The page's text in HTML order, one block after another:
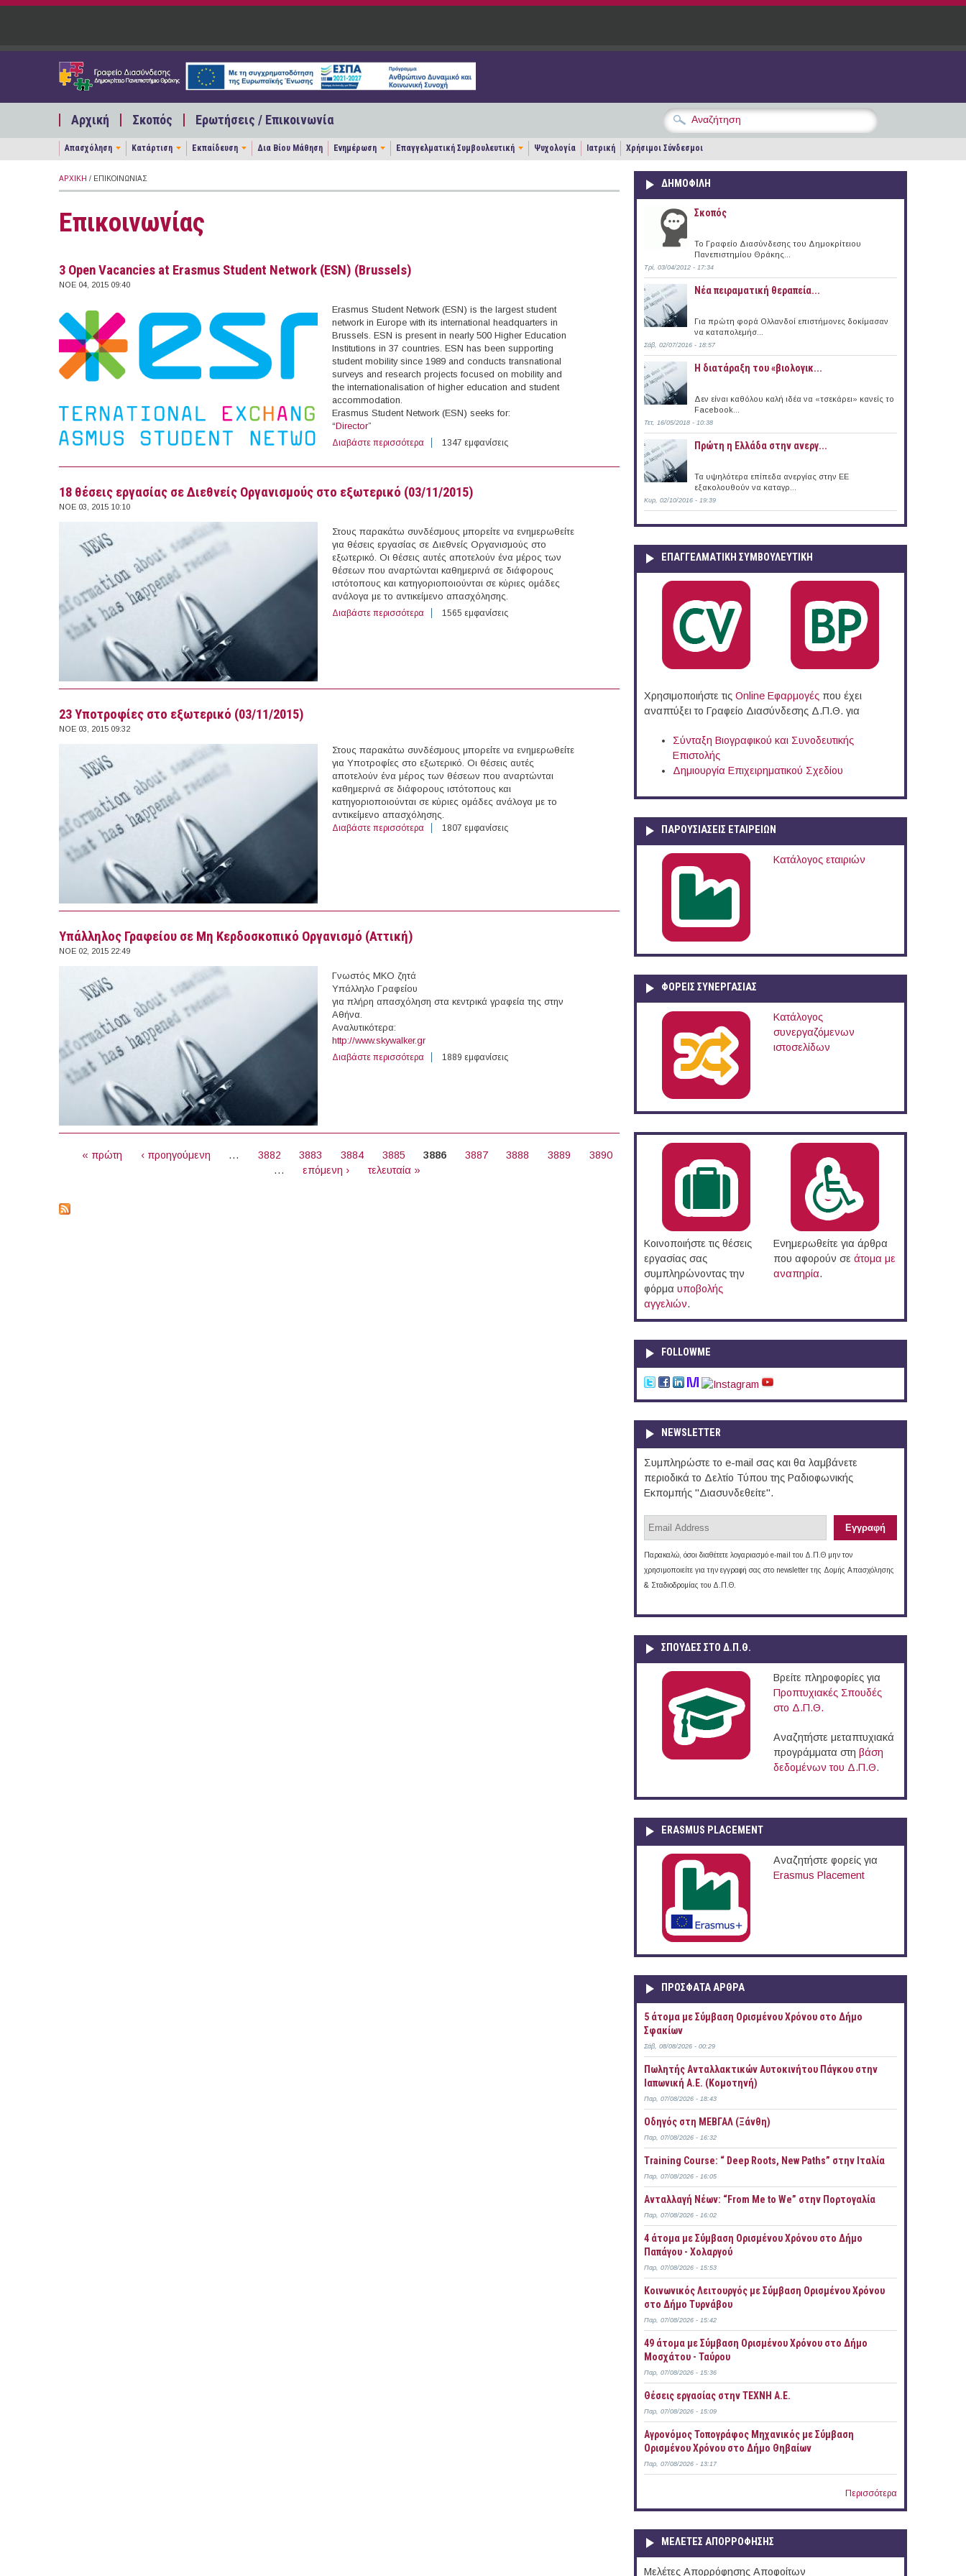
Παράκαμψη προς το κυρίως περιεχόμενο
Αρχική Σκοπός Ερωτήσεις / Επικοινωνία
Απασχόληση Κατάρτιση Εκπαίδευση Δια Βίου Μάθηση Ενημέρωση Επαγγελματική Συμβουλευτική Ψυχολογία Ιατρική Χρήσιμοι Σύνδεσμοι
ΑΡΧΙΚΉ / ΕΠΙΚΟΙΝΩΝΊΑΣ
Επικοινωνίας
3 Open Vacancies at Erasmus Student Network (ESN) (Brussels)
ΝΟΕ 04, 2015 09:40
Erasmus Student Network (ESN) is the largest student
network in Europe with its international headquarters in
Brussels. ESN is present in nearly 500 Higher Education
Institutions in 37 countries. ESN has been supporting
student mobility since 1989 and conducts transnational
surveys and research projects focused on mobility and
the internationalisation of higher education and student
accommodation.
Erasmus Student Network (ESN) seeks for:
“Director”
Διαβάστε περισσότερα για 3 Open Vacancies at Erasmus Student Network (ESN) (Brussels)
1347 εμφανίσεις
18 θέσεις εργασίας σε Διεθνείς Οργανισμούς στο εξωτερικό (03/11/2015)
ΝΟΕ 03, 2015 10:10
Στους παρακάτω συνδέσμους μπορείτε να ενημερωθείτε
για θέσεις εργασίας σε Διεθνείς Οργανισμούς στο
εξωτερικό. Οι θέσεις αυτές αποτελούν ένα μέρος των
θέσεων που αναρτώνται καθημερινά σε διάφορους
ιστότοπους και κατηγοριοποιούνται σε κύριες ομάδες
ανάλογα με το αντικείμενο απασχόλησης.
Διαβάστε περισσότερα για 18 θέσεις εργασίας σε Διεθνείς Οργανισμούς στο εξωτερικό (03/11/2015)
1565 εμφανίσεις
23 Υποτροφίες στο εξωτερικό (03/11/2015)
ΝΟΕ 03, 2015 09:32
Στους παρακάτω συνδέσμους μπορείτε να ενημερωθείτε
για Υποτροφίες στο εξωτερικό. Οι θέσεις αυτές
αποτελούν ένα μέρος των θέσεων που αναρτώνται
καθημερινά σε διάφορους ιστότοπους και
κατηγοριοποιούνται σε κύριες ομάδες ανάλογα με το
αντικείμενο απασχόλησης.
Διαβάστε περισσότερα για 23 Υποτροφίες στο εξωτερικό (03/11/2015)
1807 εμφανίσεις
Yπάλληλος Γραφείου σε Μη Κερδοσκοπικό Οργανισμό (Αττική)
ΝΟΕ 02, 2015 22:49
Γνωστός ΜΚΟ ζητά
Yπάλληλο Γραφείου
για πλήρη απασχόληση στα κεντρικά γραφεία της στην
Αθήνα.
Αναλυτικότερα:
http://www.skywalker.gr
Διαβάστε περισσότερα για Yπάλληλος Γραφείου σε Μη Κερδοσκοπικό Οργανισμό (Αττική)
1889 εμφανίσεις
« πρώτη ‹ προηγούμενη … 3882 3883 3884 3885 3886 3887 3888 3889
3890
…
επόμενη › τελευταία »
ΔΗΜΟΦΙΛΗ
Σκοπός
Το Γραφείο Διασύνδεσης του Δημοκρίτειου
Πανεπιστημίου Θράκης...
Τρί, 03/04/2012 - 17:34
Νέα πειραματική θεραπεία...
Για πρώτη φορά Ολλανδοί επιστήμονες δοκίμασαν
να καταπολεμήσ...
Σάβ, 02/07/2016 - 18:57
Η διατάραξη του «βιολογικ...
Δεν είναι καθόλου καλή ιδέα να «τσεκάρει» κανείς το
Facebook...
Τετ, 16/05/2018 - 10:38
Πρώτη η Ελλάδα στην ανεργ...
Τα υψηλότερα επίπεδα ανεργίας στην ΕΕ
εξακολουθούν να καταγρ...
Κυρ, 02/10/2016 - 19:39
ΕΠΑΓΓΕΛΜΑΤΙΚΉ ΣΥΜΒΟΥΛΕΥΤΙΚΉ
Χρησιμοποιήστε τις Online Eφαρμογές που έχει
αναπτύξει το Γραφείο Διασύνδεσης Δ.Π.Θ. για
Σύνταξη Βιογραφικού και Συνοδευτικής
Επιστολής
Δημιουργία Επιχειρηματικού Σχεδίου
ΠΑΡΟΥΣΙΆΣΕΙΣ ΕΤΑΙΡΕΙΏΝ
Κατάλογος εταιριών
ΦΟΡΕΙΣ ΣΥΝΕΡΓΑΣΙΑΣ
Κατάλογος
συνεργαζόμενων
ιστοσελίδων
Κοινοποιήστε τις θέσεις
εργασίας σας
συμπληρώνοντας την
φόρμα υποβολής
αγγελιών.
Ενημερωθείτε για άρθρα
που αφορούν σε άτομα με
αναπηρία.
FOLLOWME
NEWSLETTER
Συμπληρώστε το e-mail σας και θα λαμβάνετε
περιοδικά το Δελτίο Τύπου της Ραδιοφωνικής
Εκπομπής "Διασυνδεθείτε".
Παρακαλώ, όσοι διαθέτετε λογαριασμό e-mail του Δ.Π.Θ μην τον
χρησιμοποιείτε για την εγγραφή σας στο newsletter της Δομής Απασχόλησης
& Σταδιοδρομίας του Δ.Π.Θ.
ΣΠΟΥΔΈΣ ΣΤΟ Δ.Π.Θ.
Βρείτε πληροφορίες για
Προπτυχιακές Σπουδές
στο Δ.Π.Θ.
Αναζητήστε μεταπτυχιακά
προγράμματα στη βάση
δεδομένων του Δ.Π.Θ.
ERASMUS PLACEMENT
Αναζητήστε φορείς για
Erasmus Placement
ΠΡOΣΦΑΤΑ AΡΘΡΑ
5 άτομα με Σύμβαση Ορισμένου Χρόνου στο Δήμο
Σφακίων
Σάβ, 08/08/2026 - 00:29
Πωλητής Ανταλλακτικών Αυτοκινήτου Πάγκου στην
Ιαπωνική Α.Ε. (Κομοτηνή)
Παρ, 07/08/2026 - 18:43
Οδηγός στη ΜΕΒΓΑΛ (Ξάνθη)
Παρ, 07/08/2026 - 16:32
Training Course: “ Deep Roots, New Paths” στην Ιταλία
Παρ, 07/08/2026 - 16:05
Ανταλλαγή Νέων: “From Me to We” στην Πορτογαλία
Παρ, 07/08/2026 - 16:02
4 άτομα με Σύμβαση Ορισμένου Χρόνου στο Δήμο
Παπάγου - Χολαργού
Παρ, 07/08/2026 - 15:53
Κοινωνικός Λειτουργός με Σύμβαση Ορισμένου Χρόνου
στο Δήμο Τυρνάβου
Παρ, 07/08/2026 - 15:42
49 άτομα με Σύμβαση Ορισμένου Χρόνου στο Δήμο
Μοσχάτου - Ταύρου
Παρ, 07/08/2026 - 15:36
Θέσεις εργασίας στην ΤΕΧΝΗ Α.Ε.
Παρ, 07/08/2026 - 15:09
Αγρονόμος Τοπογράφος Μηχανικός με Σύμβαση
Ορισμένου Χρόνου στο Δήμο Θηβαίων
Παρ, 07/08/2026 - 13:17
Περισσότερα
ΜΕΛΕΤΕΣ ΑΠΟΡΡΟΦΗΣΗΣ
Μελέτες Απορρόφησης Αποφοίτων